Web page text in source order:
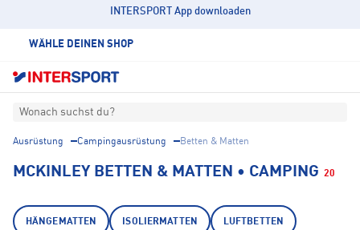
INTERSPORT App downloaden
WÄHLE DEINEN SHOP
Wonach suchst du?
Ausrüstung Campingausrüstung Betten & Matten
MCKINLEY BETTEN & MATTEN • CAMPING 20
HÄNGEMATTEN ISOLIERMATTEN LUFTBETTEN